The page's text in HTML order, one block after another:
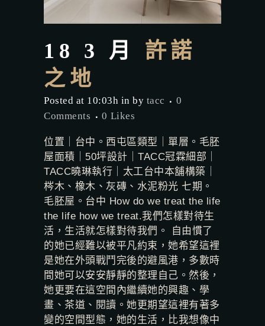
18 3 月
許諾
之地
Posted at 10:03h in by tacc
0
Comments
0 Likes
位置｜台中。西屯區類型｜單層。毛胚
屋面積｜50坪設計｜TACC冠霖細部｜
TACC曉琳執行｜太工台中本舖構築｜
梣木、橡木、灰磚、水泥粉光 七期。
毛胚屋。台中 How do we treat the life
the life how we treat.我們怎樣對待生
活，生活就怎樣對待我們。 自由慣了
的她已經難以被平凡約束，她希望這裡
是她在外頭戰鬥完後的避風港，多數時
間她可以安安靜靜的整理自己。然後，
她更要在這空間內繼續她的興趣、學
畫、茶道、閱讀。她更期望這裡有著多
變的空間型態，她的生活，比我想像中